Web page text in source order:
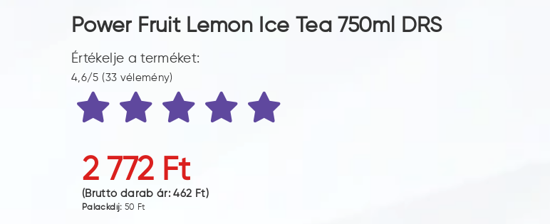
Power Fruit Lemon Ice Tea 750ml DRS
Értékelje a terméket:
4,6/5 (33 vélemény)
2 772 Ft
(Bruttó darab ár:462 Ft)
Palackdíj: 50 Ft